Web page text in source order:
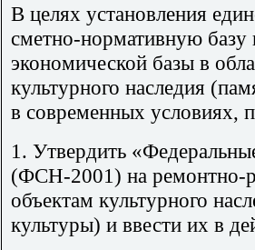
В целях установления
сметно-нормативную базу
экономической базы в
культурного наследия
в современных условиях,
1. Утвердить
(ФСН-2001) на ремонтно-
объектам культурного
культуры) и ввести их в